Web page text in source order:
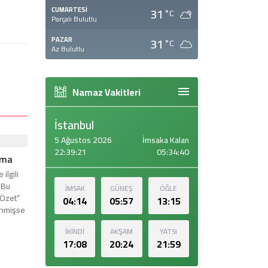
CUMARTESI
Parçalı Bulutlu 31 °C
PAZAR
Az Bulutlu 31 °C
Namaz Vakitleri
İstanbul
5 Ağustos 2026
22:39:22
İmsaka Kalan
05:34:38
İMSAK
04:14
GÜNEŞ
05:57
ÖĞLE
13:15
İKİNDİ
17:08
AKŞAM
20:24
YATSI
21:59